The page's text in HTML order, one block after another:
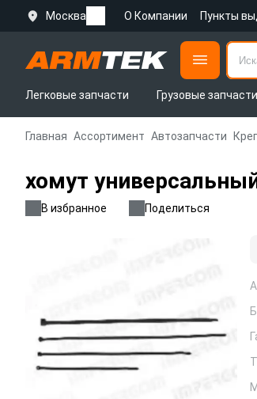
Москва О Компании Пункты
Легковые запчасти
Грузовые запчасти
Главная Ассортимент Автозапчасти
хомут
В избранное Поделиться